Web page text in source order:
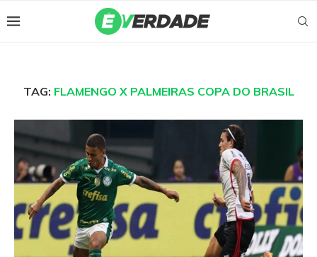
TAG: FLAMENGO X PALMEIRAS COPA DO BRASIL